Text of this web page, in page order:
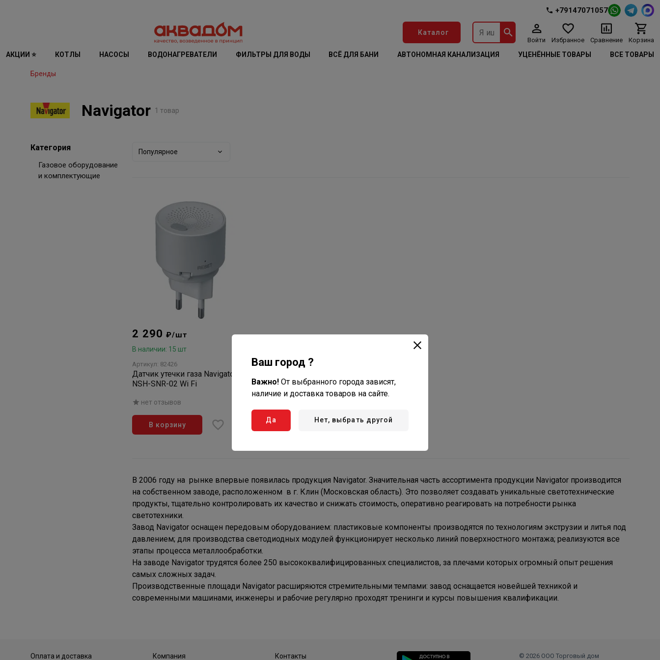
+79147071057
Каталог
Войти Избранное Сравнение Корзина
АКЦИИ ⭐ КОТЛЫ НАСОСЫ ВОДОНАГРЕВАТЕЛИ ФИЛЬТРЫ ДЛЯ ВОДЫ ВСЁ ДЛЯ БАНИ АВТОНОМНАЯ КАНАЛИЗАЦИЯ УЦЕНЁННЫЕ ТОВАРЫ ВСЕ ТОВАРЫ
Бренды
Navigator 1 товар
Категория
Газовое оборудование
и комплектующие
Популярное
2 290 ₽/шт
В наличии: 15 шт
Артикул: 82426
Датчик утечки газа Navigator
NSH-SNR-02 Wi Fi
нет отзывов
В корзину
В 2006 году на рынке впервые появилась продукция Navigator. Значительная часть ассортимента продукции Navigator производится
на собственном заводе, расположенном в г. Клин (Московская область). Это позволяет создавать уникальные светотехнические
продукты, тщательно контролировать их качество и снижать стоимость, оперативно реагировать на потребности рынка
светотехники.
Завод Navigator оснащен передовым оборудованием: пластиковые компоненты производятся по технологиям экструзии и литья под
давлением; для производства светодиодных модулей функционирует несколько линий поверхностного монтажа; реализуются все
этапы процесса металлообработки.
На заводе Navigator трудятся более 250 высококвалифицированных специалистов, за плечами которых огромный опыт решения
самых сложных задач.
Производственные площади Navigator расширяются стремительными темпами: завод оснащается новейшей техникой и
современными машинами, инженеры и рабочие регулярно проходят тренинги и курсы повышения квалификации.
Оплата и доставка Компания Контакты © 2026 ООО Торговый дом
Ваш город ?
Важно! От выбранного города зависят,
наличие и доставка товаров на сайте.
Да Нет, выбрать другой